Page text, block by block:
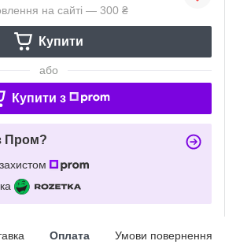
на сайті — 300 ₴
Купити
або
Купити з
Пром?
Оплата Умови повернення